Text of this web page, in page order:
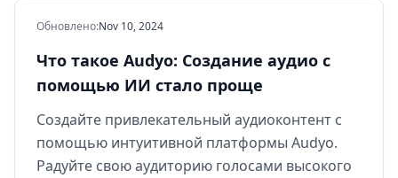
Обновлено:Nov 10, 2024
Что такое Audyo: Создание аудио с
помощью ИИ стало проще
Создайте привлекательный аудиоконтент с
помощью интуитивной платформы Audyo.
Радуйте свою аудиторию голосами высокого